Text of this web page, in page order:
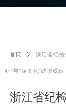
浙江省纪
首页 ꄲ 浙江省纪检
程”与“家文化”建设成效